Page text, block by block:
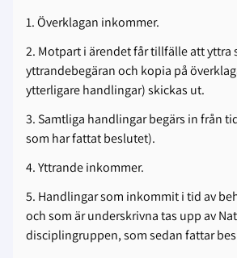
1. Överklagan inkommer.
2. Motpart i ärendet får tillfälle att yttra
yttrandebegäran och kopia på
ytterligare handlingar) skickas ut.
3. Samtliga handlingar begärs in från
som har fattat beslutet).
4. Yttrande inkommer.
5. Handlingar som inkommit i tid av
och som är underskrivna tas upp av
disciplingruppen, som sedan fattar